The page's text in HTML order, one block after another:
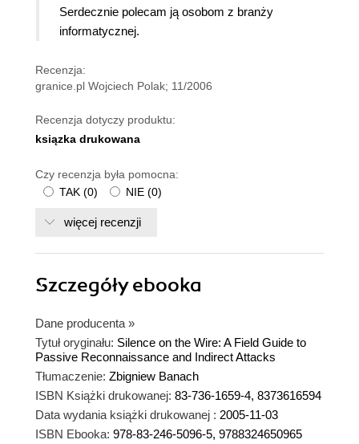
Serdecznie polecam ją osobom z branży
informatycznej.
Recenzja:
granice.pl Wojciech Polak; 11/2006
Recenzja dotyczy produktu:
ksiązka drukowana
Czy recenzja była pomocna:
TAK (0) NIE (0)
więcej recenzji
Szczegółyebooka
Dane producenta »
Tytuł oryginału: Silence on the Wire: A Field Guide to
Passive Reconnaissance and Indirect Attacks
Tłumaczenie: Zbigniew Banach
ISBN Książki drukowanej: 83-736-1659-4, 8373616594
Data wydania książki drukowanej : 2005-11-03
ISBN Ebooka: 978-83-246-5096-5, 9788324650965